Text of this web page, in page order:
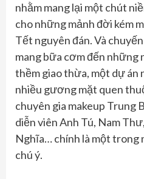
nhằm mang lại một chút
cho những mảnh đời kém
Tết nguyên đán. Và
mang bữa cơm đến
thềm giao thừa, một dự án
nhiều gương mặt quen
chuyên gia makeup Trung
diễn viên Anh Tú, Nam
Nghĩa… chính là một trong
chú ý.